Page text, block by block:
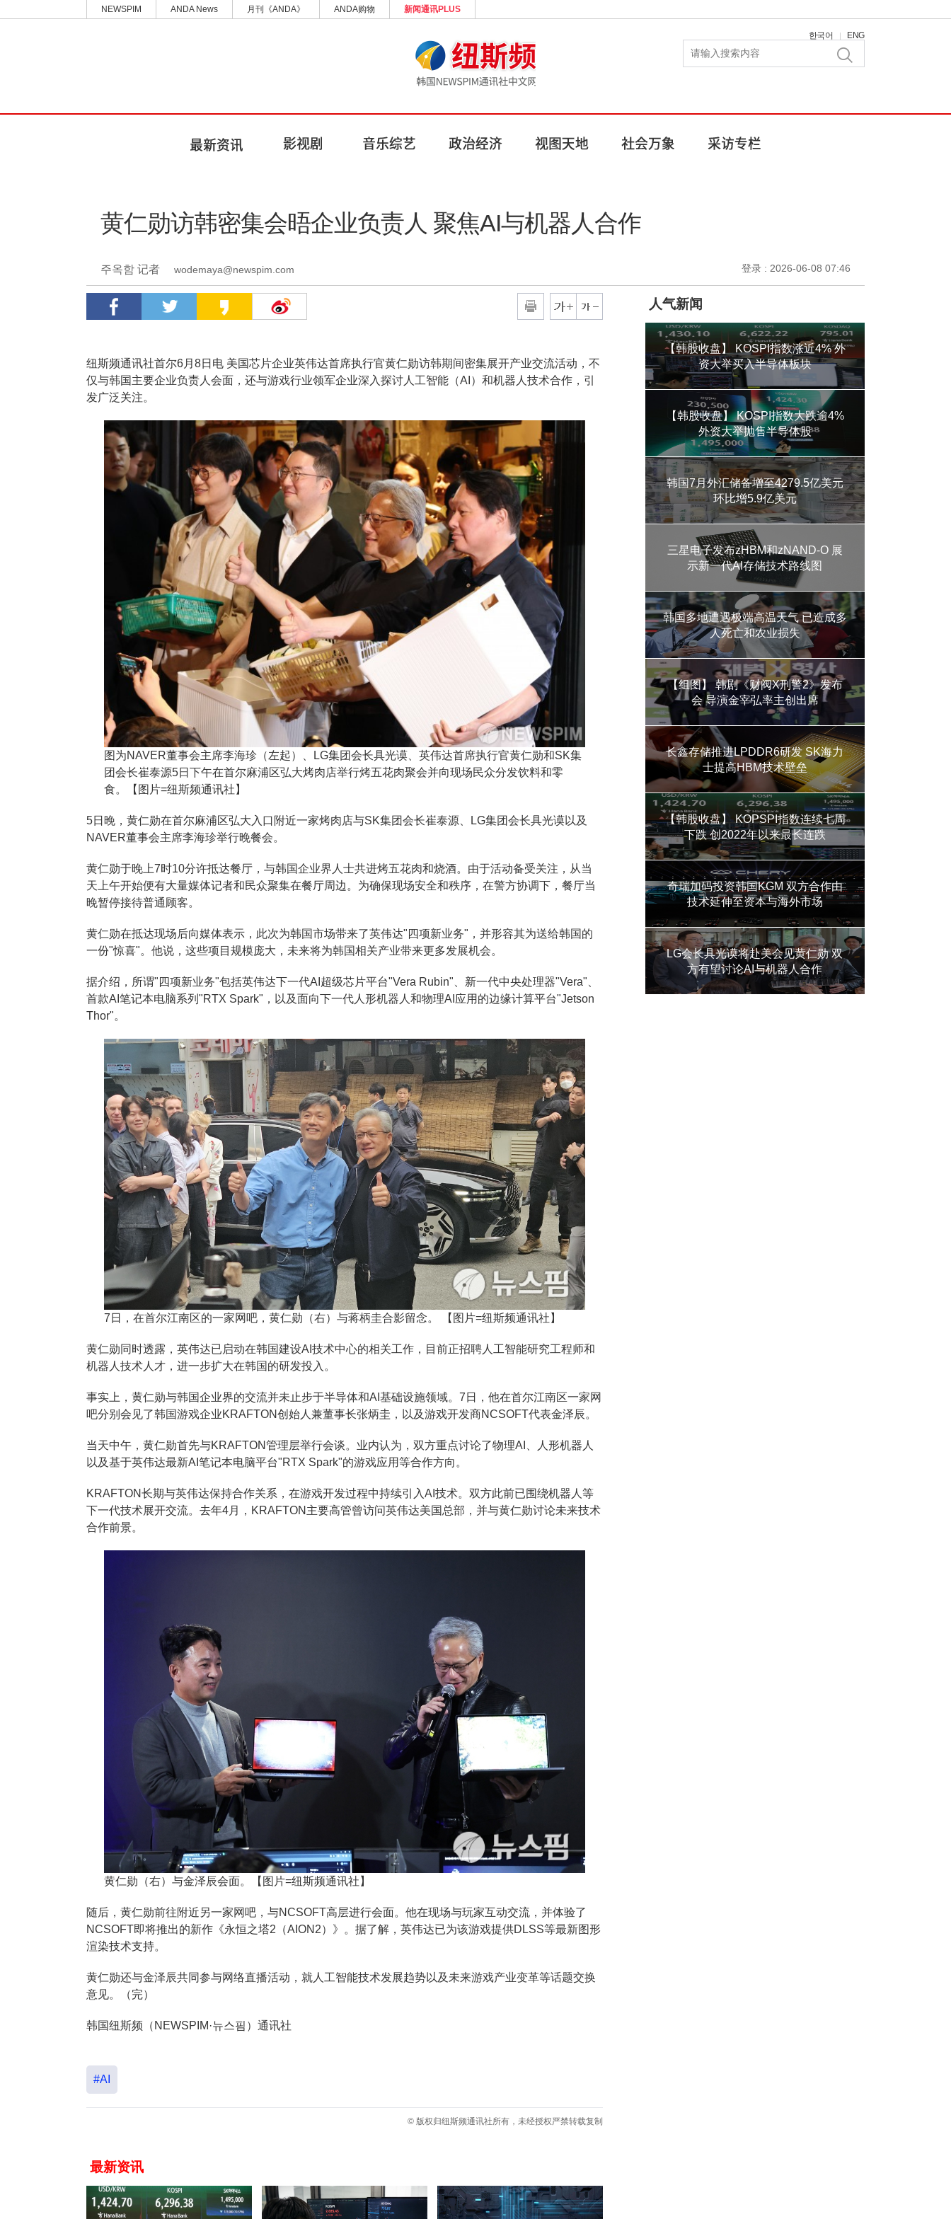
NEWSPIM ANDA News 月刊《ANDA》 ANDA购物 新闻通讯PLUS
한국어 | ENG
黄仁勋访韩密集会晤企业负责人 聚焦AI与机器人合作
주옥함 记者 wodemaya@newspim.com 登录 : 2026-06-08 07:46
纽斯频通讯社首尔6月8日电 美国芯片企业英伟达首席执行官黄仁勋访韩期间密集展开产业交流活动，不
仅与韩国主要企业负责人会面，还与游戏行业领军企业深入探讨人工智能（AI）和机器人技术合作，引
发广泛关注。
图为NAVER董事会主席李海珍（左起）、LG集团会长具光谟、英伟达首席执行官黄仁勋和SK集
团会长崔泰源5日下午在首尔麻浦区弘大烤肉店举行烤五花肉聚会并向现场民众分发饮料和零
食。【图片=纽斯频通讯社】
5日晚，黄仁勋在首尔麻浦区弘大入口附近一家烤肉店与SK集团会长崔泰源、LG集团会长具光谟以及
NAVER董事会主席李海珍举行晚餐会。
黄仁勋于晚上7时10分许抵达餐厅，与韩国企业界人士共进烤五花肉和烧酒。由于活动备受关注，从当
天上午开始便有大量媒体记者和民众聚集在餐厅周边。为确保现场安全和秩序，在警方协调下，餐厅当
晚暂停接待普通顾客。
黄仁勋在抵达现场后向媒体表示，此次为韩国市场带来了英伟达"四项新业务"，并形容其为送给韩国的
一份"惊喜"。他说，这些项目规模庞大，未来将为韩国相关产业带来更多发展机会。
据介绍，所谓"四项新业务"包括英伟达下一代AI超级芯片平台"Vera Rubin"、新一代中央处理器"Vera"、
首款AI笔记本电脑系列"RTX Spark"，以及面向下一代人形机器人和物理AI应用的边缘计算平台"Jetson
Thor"。
7日，在首尔江南区的一家网吧，黄仁勋（右）与蒋柄圭合影留念。 【图片=纽斯频通讯社】
黄仁勋同时透露，英伟达已启动在韩国建设AI技术中心的相关工作，目前正招聘人工智能研究工程师和
机器人技术人才，进一步扩大在韩国的研发投入。
事实上，黄仁勋与韩国企业界的交流并未止步于半导体和AI基础设施领域。7日，他在首尔江南区一家网
吧分别会见了韩国游戏企业KRAFTON创始人兼董事长张炳圭，以及游戏开发商NCSOFT代表金泽辰。
当天中午，黄仁勋首先与KRAFTON管理层举行会谈。业内认为，双方重点讨论了物理AI、人形机器人
以及基于英伟达最新AI笔记本电脑平台"RTX Spark"的游戏应用等合作方向。
KRAFTON长期与英伟达保持合作关系，在游戏开发过程中持续引入AI技术。双方此前已围绕机器人等
下一代技术展开交流。去年4月，KRAFTON主要高管曾访问英伟达美国总部，并与黄仁勋讨论未来技术
合作前景。
黄仁勋（右）与金泽辰会面。【图片=纽斯频通讯社】
随后，黄仁勋前往附近另一家网吧，与NCSOFT高层进行会面。他在现场与玩家互动交流，并体验了
NCSOFT即将推出的新作《永恒之塔2（AION2）》。据了解，英伟达已为该游戏提供DLSS等最新图形
渲染技术支持。
黄仁勋还与金泽辰共同参与网络直播活动，就人工智能技术发展趋势以及未来游戏产业变革等话题交换
意见。（完）
韩国纽斯频（NEWSPIM·뉴스핌）通讯社
#AI
© 版权归纽斯频通讯社所有，未经授权严禁转载复制
最新资讯
人气新闻
【韩股收盘】 KOSPI指数涨近4% 外
资大举买入半导体板块
【韩股收盘】 KOSPI指数大跌逾4%
外资大举抛售半导体股
韩国7月外汇储备增至4279.5亿美元
环比增5.9亿美元
三星电子发布zHBM和zNAND-O 展
示新一代AI存储技术路线图
韩国多地遭遇极端高温天气 已造成多
人死亡和农业损失
【组图】 韩剧《财阀X刑警2》发布
会 导演金宰弘率主创出席
长鑫存储推进LPDDR6研发 SK海力
士提高HBM技术壁垒
【韩股收盘】 KOPSPI指数连续七周
下跌 创2022年以来最长连跌
奇瑞加码投资韩国KGM 双方合作由
技术延伸至资本与海外市场
LG会长具光谟将赴美会见黄仁勋 双
方有望讨论AI与机器人合作